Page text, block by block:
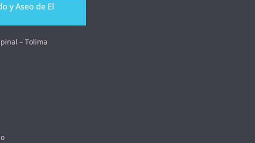
y Aseo de El
– Tolima